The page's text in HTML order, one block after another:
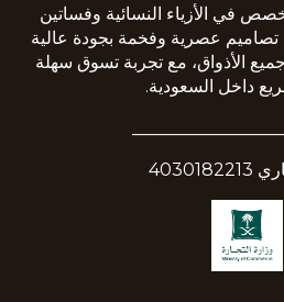
في الأزياء النسائية وفساتين
تصاميم عصرية وفخمة بجودة عالية
الأذواق، مع تجربة تسوق سهلة
داخل السعودية.